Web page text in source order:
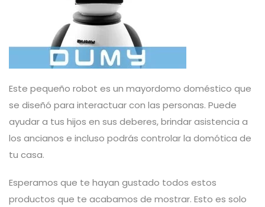
Este pequeño robot es un mayordomo doméstico que
se diseñó para interactuar con las personas. Puede
ayudar a tus hijos en sus deberes, brindar asistencia a
los ancianos e incluso podrás controlar la domótica de
tu casa.
Esperamos que te hayan gustado todos estos
productos que te acabamos de mostrar. Esto es solo